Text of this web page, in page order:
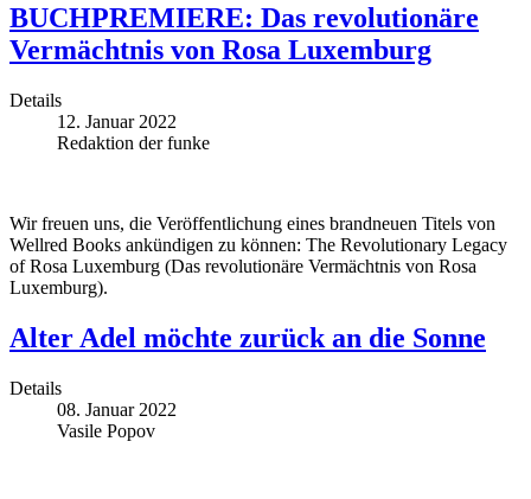
BUCHPREMIERE: Das revolutionäre
Vermächtnis von Rosa Luxemburg
Details
12. Januar 2022
Redaktion der funke
Wir freuen uns, die Veröffentlichung eines brandneuen Titels von
Wellred Books ankündigen zu können: The Revolutionary Legacy
of Rosa Luxemburg (Das revolutionäre Vermächtnis von Rosa
Luxemburg).
Alter Adel möchte zurück an die Sonne
Details
08. Januar 2022
Vasile Popov